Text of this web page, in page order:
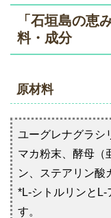
「石垣島の恵
料・成分
原材料
ユーグレナグラシ
マカ粉末、酵母（
ン、ステアリン酸
*L-シトルリンと
す。